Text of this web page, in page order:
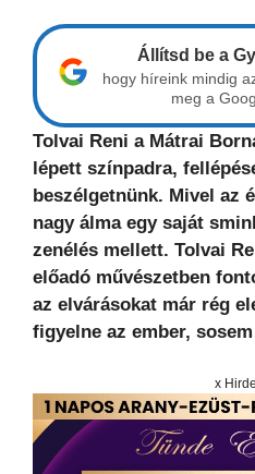
Állítsd be a
hogy híreink mindig
meg a
Tolvai Reni a Mátrai
lépett színpadra,
beszélgetnünk. Mivel az
nagy álma egy saját
zenélés mellett. Tolvai
előadó művészetben
az elvárásokat már rég
figyelne az ember,
x